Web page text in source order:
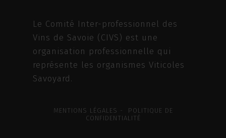
Le Comité Inter-professionnel des
Vins de Savoie (CIVS) est une
organisation professionnelle qui
représente les organismes Viticoles
Savoyard.
MENTIONS LÉGALES - POLITIQUE DE
CONFIDENTIALITÉ